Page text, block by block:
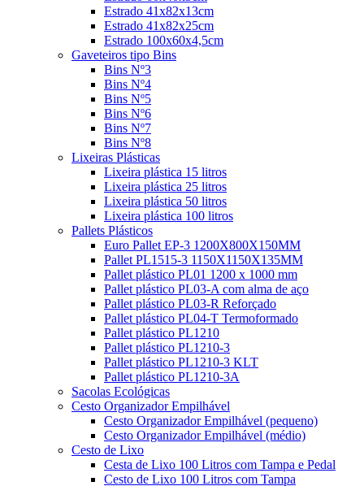
Estrado 41x82x13cm
Estrado 41x82x25cm
Estrado 100x60x4,5cm
Gaveteiros tipo Bins
Bins Nº3
Bins Nº4
Bins Nº5
Bins Nº6
Bins Nº7
Bins Nº8
Lixeiras Plásticas
Lixeira plástica 15 litros
Lixeira plástica 25 litros
Lixeira plástica 50 litros
Lixeira plástica 100 litros
Pallets Plásticos
Euro Pallet EP-3 1200X800X150MM
Pallet PL1515-3 1150X1150X135MM
Pallet plástico PL01 1200 x 1000 mm
Pallet plástico PL03-A com alma de aço
Pallet plástico PL03-R Reforçado
Pallet plástico PL04-T Termoformado
Pallet plástico PL1210
Pallet plástico PL1210-3
Pallet plástico PL1210-3 KLT
Pallet plástico PL1210-3A
Sacolas Ecológicas
Cesto Organizador Empilhável
Cesto Organizador Empilhável (pequeno)
Cesto Organizador Empilhável (médio)
Cesto de Lixo
Cesta de Lixo 100 Litros com Tampa e Pedal
Cesto de Lixo 100 Litros com Tampa